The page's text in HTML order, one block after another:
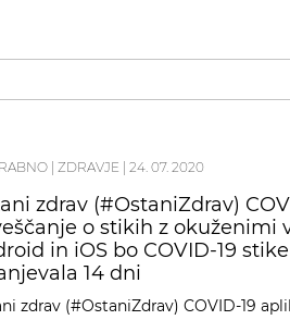
ZDRAVJE 24. 07. 2020
zdrav (#OstaniZdrav)
o stikih z okuženimi
in iOS bo COVID-19
14 dni
zdrav (#OstaniZdrav) COVID-19